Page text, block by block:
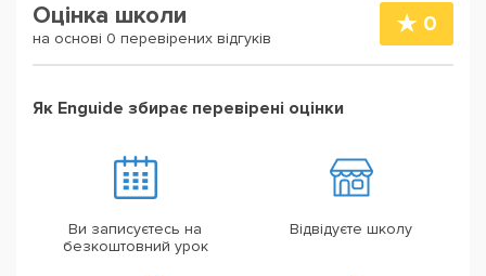
Оцінка школи
на основі 0 перевірених відгуків
0
Як Enguide збирає перевірені оцінки
Ви записуєтесь на
безкоштовний урок
Відвідуєте школу